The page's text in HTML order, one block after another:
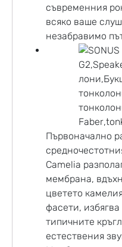
съвременния
всяко ваше
незабравимо
Първоначално
Camelia
мембрана,
цветето
фасети,
типичните
естествения